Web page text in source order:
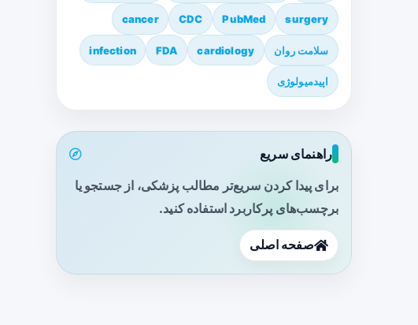
surgery
PubMed
CDC
cancer
سلامت روان cardiology
FDA
infection
اپیدمیولوژی
راهنمای سریع
برای پیدا کردن سریع‌تر مطالب پزشکی، از جستجو یا
برچسب‌های پرکاربرد استفاده کنید.
صفحه اصلی